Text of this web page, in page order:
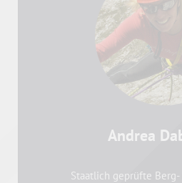
Andrea
Staatlich geprüfte